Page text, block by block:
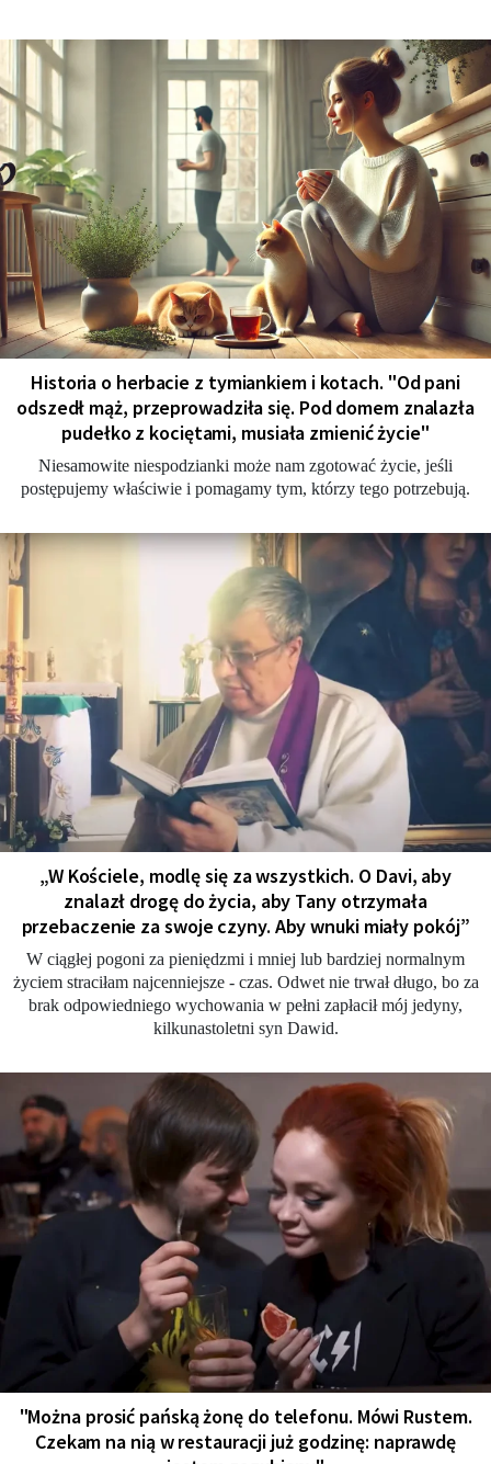
Historia o herbacie z tymiankiem i kotach. "Od pani
odszedł mąż, przeprowadziła się. Pod domem znalazła
pudełko z kociętami, musiała zmienić życie"
Niesamowite niespodzianki może nam zgotować życie, jeśli
postępujemy właściwie i pomagamy tym, którzy tego potrzebują.
„W Kościele, modlę się za wszystkich. O Davi, aby
znalazł drogę do życia, aby Tany otrzymała
przebaczenie za swoje czyny. Aby wnuki miały pokój”
W ciągłej pogoni za pieniędzmi i mniej lub bardziej normalnym
życiem straciłam najcenniejsze - czas. Odwet nie trwał długo, bo za
brak odpowiedniego wychowania w pełni zapłacił mój jedyny,
kilkunastoletni syn Dawid.
"Można prosić pańską żonę do telefonu. Mówi Rustem.
Czekam na nią w restauracji już godzinę: naprawdę